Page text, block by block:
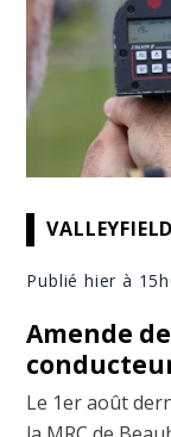
VALLEYFIELD
Publié hier à
Amende
Le 1er août